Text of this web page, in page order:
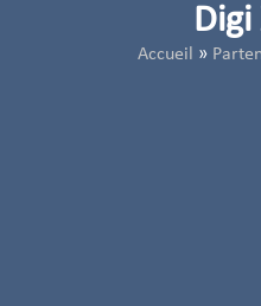
Digi
Accueil »